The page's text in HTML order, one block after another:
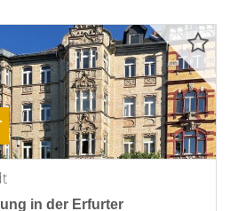
in der Erfurter